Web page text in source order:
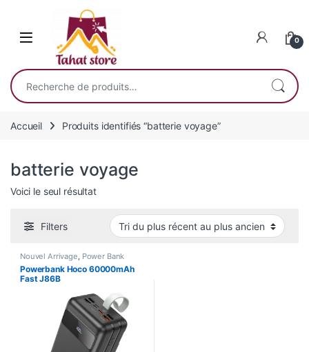
0
Recherche pour :
Accueil Produits identifiés “batterie voyage”
batterie voyage
Voici le seul résultat
Filters
Nouvel Arrivage, Power Bank
Powerbank Hoco 60000mAh
Fast J86B